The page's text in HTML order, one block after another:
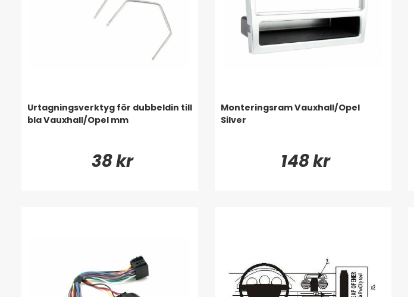
Urtagningsverktyg för dubbeldin till
bla Vauxhall/Opel mm
38 kr
Monteringsram Vauxhall/Opel
Silver
148 kr